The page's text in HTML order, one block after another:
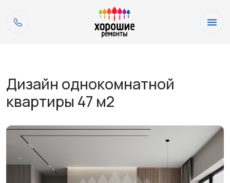
Дизайн однокомнатной
квартиры 47 м2